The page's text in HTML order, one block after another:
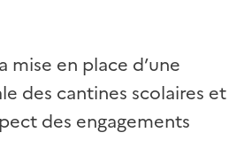
mise en place d’une
des cantines scolaires et
des engagements